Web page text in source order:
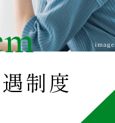
image
制度